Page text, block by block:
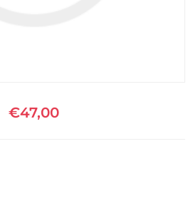
€47,00